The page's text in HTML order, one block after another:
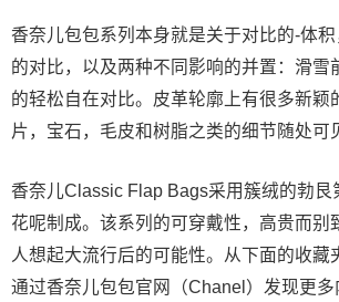
香奈儿包包系列本身就是关于对比的-体
的对比，以及两种不同影响的并置：滑雪
的轻松自在对比。皮革轮廓上有很多新颖
片，宝石，毛皮和树脂之类的细节随处可
香奈儿Classic Flap Bags采用簇绒的勃艮
花呢制成。该系列的可穿戴性，高贵而别
人想起大流行后的可能性。从下面的收藏
通过香奈儿包包官网（Chanel）发现更